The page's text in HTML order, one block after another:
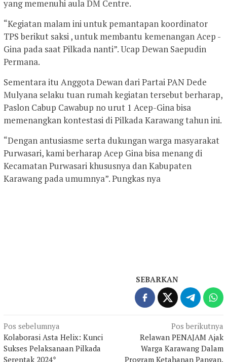
yang memenuhi aula DM Centre.
“Kegiatan malam ini untuk pemantapan koordinator
TPS berikut saksi , untuk membantu kemenangan Acep -
Gina pada saat Pilkada nanti”. Ucap Dewan Saepudin
Permana.
Sementara itu Anggota Dewan dari Partai PAN Dede
Mulyana selaku tuan rumah kegiatan tersebut berharap,
Paslon Cabup Cawabup no urut 1 Acep-Gina bisa
memenangkan kontestasi di Pilkada Karawang tahun ini.
“Dengan antusiasme serta dukungan warga masyarakat
Purwasari, kami berharap Acep Gina bisa menang di
Kecamatan Purwasari khususnya dan Kabupaten
Karawang pada umumnya”. Pungkas nya
SEBARKAN
Navigasi
pos
Pos sebelumnya
Kolaborasi Asta Helix: Kunci
Sukses Pelaksanaan Pilkada
Serentak 2024*
Pos berikutnya
Relawan PENAJAM Ajak
Warga Karawang Dalam
Program Ketahanan Pangan.